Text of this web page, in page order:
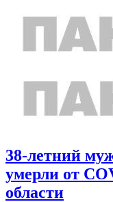
38-летний
умерли от
области